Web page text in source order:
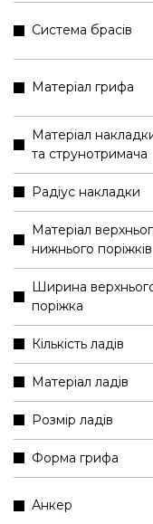
Система брасів
Матеріал грифа
Матеріал
та струнотримача
Радіус накладки
Матеріал
нижнього поріжків
Ширина
поріжка
Кількість ладів
Матеріал ладів
Розмір ладів
Форма грифа
Анкер